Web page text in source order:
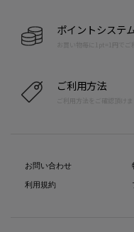
ポイントシステ
お買い物毎に1pt=1円でご
ご利用方法
ご利用方法をご確認頂けま
お問い合わせ
利用規約